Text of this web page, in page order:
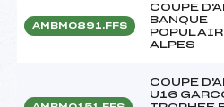
AMBM0891.FFS
COUPE
BANQUE
ALPES
COUPE
U16